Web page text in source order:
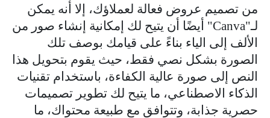
من تصميم عروض فعالة لعملاؤك، إلا أنه يمكن
لـ"Canva" أيضًا أن يتيح لك إمكانية إنشاء صور من
الألف إلى الياء بناءً على قيامك بوصف تلك
الصورة بشكل نصي فقط، حيث يقوم بتحويل هذا
النص إلى صورة عالية الكفاءة، باستخدام تقنيات
الذكاء الاصطناعي، ما يتيح لك تطوير تصميمات
حصرية جذابة، وتتوافق مع طبيعة محتواك، ما